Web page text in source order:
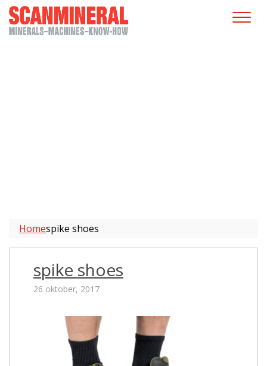
Homespike shoes
spike shoes
26 oktober, 2017